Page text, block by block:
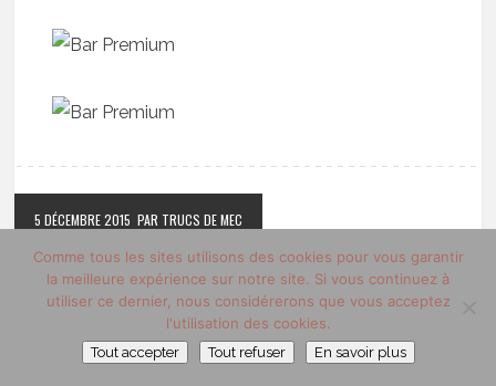
5 DÉCEMBRE 2015 PAR TRUCS DE MEC
Comme tous les sites utilisons des cookies pour vous garantir
la meilleure expérience sur notre site. Si vous continuez à
utiliser ce dernier, nous considérerons que vous acceptez
l'utilisation des cookies.
Tout accepter Tout refuser En savoir plus